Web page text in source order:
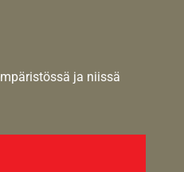
ja niissä